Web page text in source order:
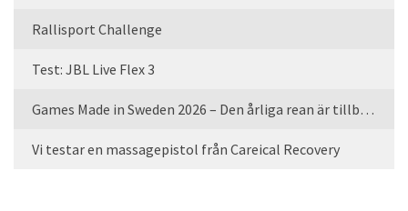
Rallisport Challenge
Test: JBL Live Flex 3
Games Made in Sweden 2026 – Den årliga rean är tillbaka
Vi testar en massagepistol från Careical Recovery